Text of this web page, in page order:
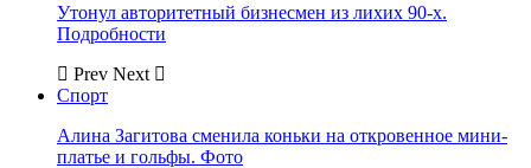
Утонул авторитетный бизнесмен из лихих 90-х.
Подробности
Prev Next
Спорт
Алина Загитова сменила коньки на откровенное мини-
платье и гольфы. Фото